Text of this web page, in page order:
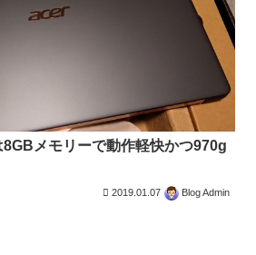
メモリーで動作軽快かつ970g
2019.01.07 Blog Admin